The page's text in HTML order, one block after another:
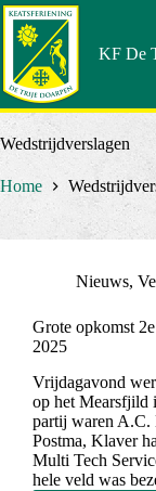
Doorgaan
naar
artikel
KF De
Wedstrijdverslagen
Home
Nieuws,
Grote opkomst
2025
Vrijdagavond
op het Mearsfjild
partij waren A.C.
Postma, Klaver
Multi Tech
hele veld was